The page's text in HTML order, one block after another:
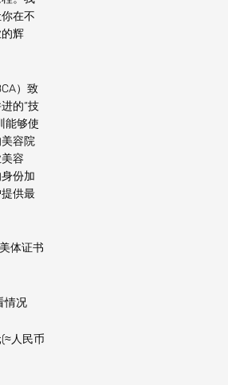
在不
辉
）致
的“技
能够使
容院
容
份加
供最
体证书
情况
人民币